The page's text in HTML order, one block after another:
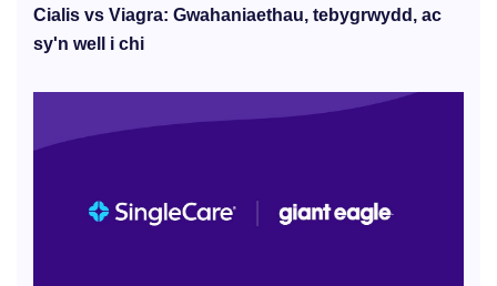
Cialis vs Viagra: Gwahaniaethau, tebygrwydd, ac
sy'n well i chi